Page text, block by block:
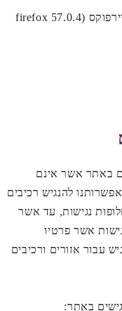
chrome google) ומוזילה פיירפוקס (57.0.4 firefox
באתר אשר אינם
להנגיש רכיבים
נגישות, עד אשר
אשר פרטיו
עבור אזורים ורכיבים
באתר: